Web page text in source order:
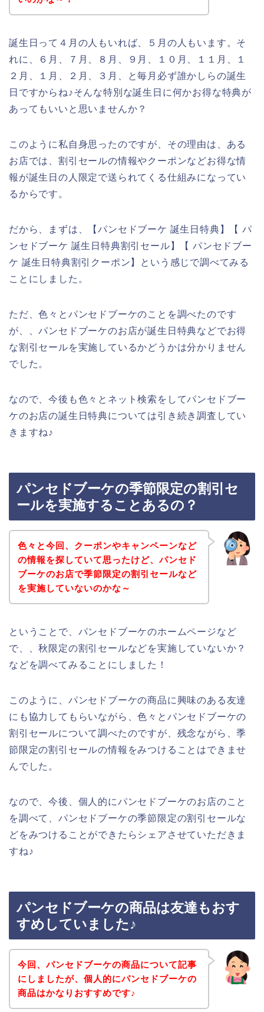
誕生日って４月の人もいれば、５月の人もいます。そ
れに、６月、７月、８月、９月、１０月、１１月、１
２月、１月、２月、３月、と毎月必ず誰かしらの誕生
日ですからね♪そんな特別な誕生日に何かお得な特典が
あってもいいと思いませんか？
このように私自身思ったのですが、その理由は、ある
お店では、割引セールの情報やクーポンなどお得な情
報が誕生日の人限定で送られてくる仕組みになってい
るからです。
だから、まずは、【パンセドブーケ 誕生日特典】【 パ
ンセドブーケ 誕生日特典割引セール】【 パンセドブー
ケ 誕生日特典割引クーポン】という感じで調べてみる
ことにしました。
ただ、色々とパンセドブーケのことを調べたのです
が、、パンセドブーケのお店が誕生日特典などでお得
な割引セールを実施しているかどうかは分かりません
でした。
なので、今後も色々とネット検索をしてパンセドブー
ケのお店の誕生日特典については引き続き調査してい
きますね♪
パンセドブーケの季節限定の割引セ
ールを実施することあるの？
色々と今回、クーポンやキャンペーンなど
の情報を探していて思ったけど、パンセド
ブーケのお店で季節限定の割引セールなど
を実施していないのかな～
ということで、パンセドブーケのホームページなど
で、、秋限定の割引セールなどを実施していないか？
などを調べてみることにしました！
このように、パンセドブーケの商品に興味のある友達
にも協力してもらいながら、色々とパンセドブーケの
割引セールについて調べたのですが、残念ながら、季
節限定の割引セールの情報をみつけることはできませ
んでした。
なので、今後、個人的にパンセドブーケのお店のこと
を調べて、パンセドブーケの季節限定の割引セールな
どをみつけることができたらシェアさせていただきま
すね♪
パンセドブーケの商品は友達もおす
すめしていました♪
今回、パンセドブーケの商品について記事
にしましたが、個人的にパンセドブーケの
商品はかなりおすすめです♪